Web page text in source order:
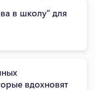
в школу" для
вдохновят